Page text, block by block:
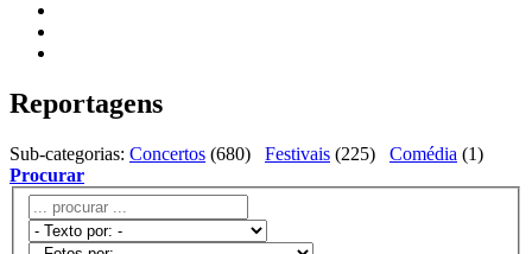
Reportagens
Sub-categorias: Concertos (680) Festivais (225) Comédia (1)
Procurar